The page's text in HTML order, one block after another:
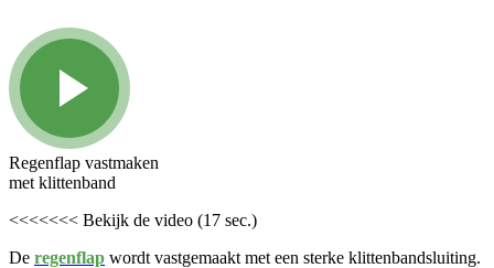
Regenflap vastmaken
met klittenband
<<<<<<< Bekijk de video (17 sec.)
De regenflap wordt vastgemaakt met een sterke klittenbandsluiting.